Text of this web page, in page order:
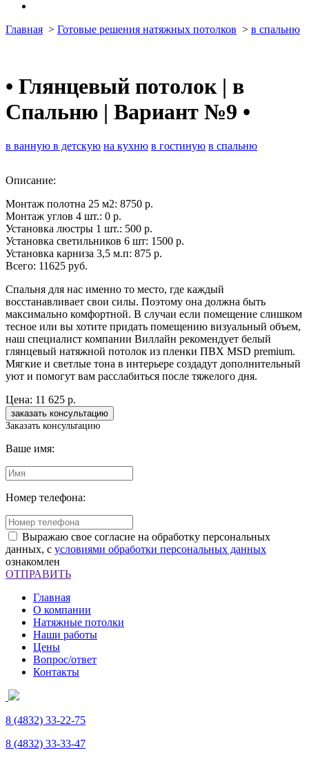
Главная > Готовые решения натяжных потолков > в спальню
• Глянцевый потолок | в
Спальню | Вариант №9 •
в ванную в детскую на кухню в гостиную в спальню
Описание:
Монтаж полотна 25 м2: 8750 р.
Монтаж углов 4 шт.: 0 р.
Установка люстры 1 шт.: 500 р.
Установка светильников 6 шт: 1500 р.
Установка карниза 3,5 м.п: 875 р.
Всего: 11625 руб.
Спальня для нас именно то место, где каждый
восстанавливает свои силы. Поэтому она должна быть
максимально комфортной. В случаи если помещение слишком
тесное или вы хотите придать помещению визуальный объем,
наш специалист компании Виллайн рекомендует белый
глянцевый натяжной потолок из пленки ПВХ MSD premium.
Мягкие и светлые тона в интерьере создадут дополнительный
уют и помогут вам расслабиться после тяжелого дня.
Цена: 11 625 р.
Заказать консультацию
Ваше имя:
Номер телефона:
Выражаю свое согласие на обработку персональных
данных, с условиями обработки персональных данных
ознакомлен
ОТПРАВИТЬ
Главная
О компании
Натяжные потолки
Наши работы
Цены
Вопрос/ответ
Контакты
8 (4832) 33-22-75
8 (4832) 33-33-47